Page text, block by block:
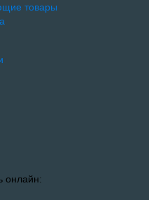
товары
онлайн: